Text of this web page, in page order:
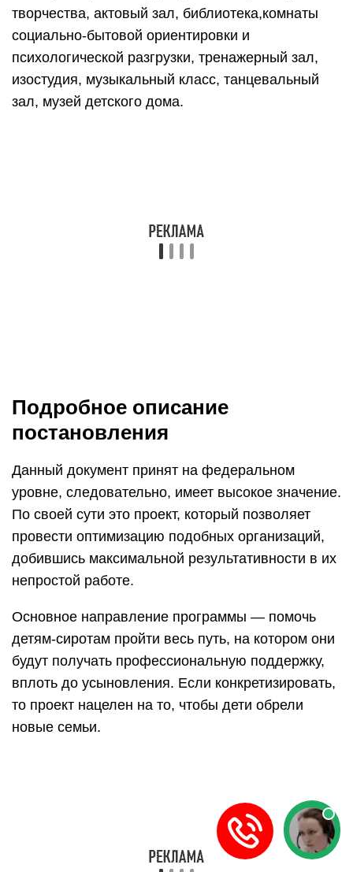
творчества, актовый зал, библиотека,комнаты
социально-бытовой ориентировки и
психологической разгрузки, тренажерный зал,
изостудия, музыкальный класс, танцевальный
зал, музей детского дома.
Подробное описание
постановления
Данный документ принят на федеральном
уровне, следовательно, имеет высокое значение.
По своей сути это проект, который позволяет
провести оптимизацию подобных организаций,
добившись максимальной результативности в их
непростой работе.
Основное направление программы — помочь
детям-сиротам пройти весь путь, на котором они
будут получать профессиональную поддержку,
вплоть до усыновления. Если конкретизировать,
то проект нацелен на то, чтобы дети обрели
новые семьи.